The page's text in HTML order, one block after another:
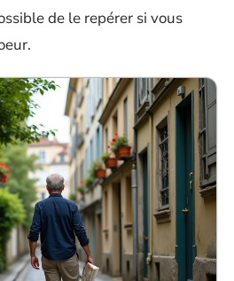
de le repérer si vous